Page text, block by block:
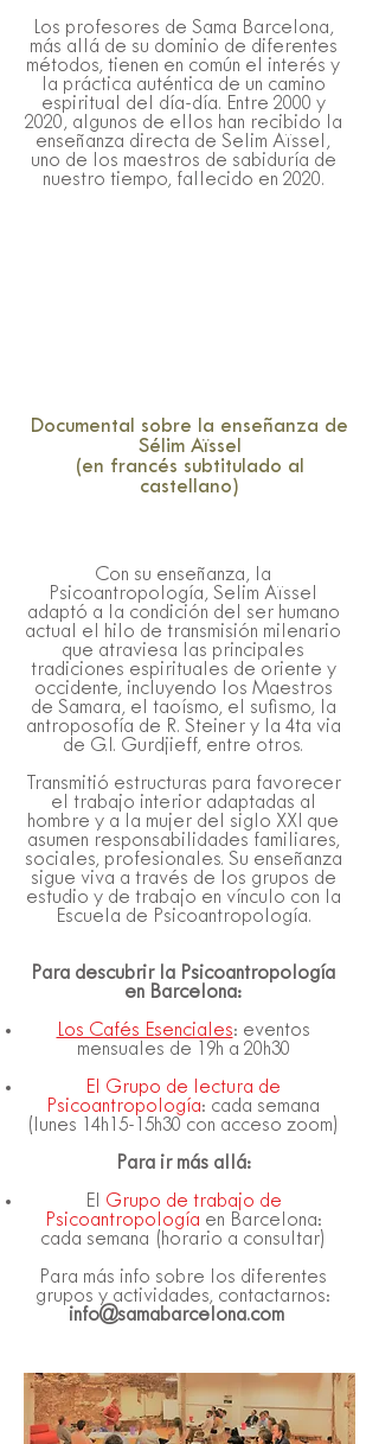
Los profesores de Sama Barcelona,
más allá de su dominio de diferentes
métodos, tienen en común el interés y
la práctica auténtica de un camino
espiritual del día-día. Entre 2000 y
2020, algunos de ellos han recibido la
enseñanza directa de Selim Aïssel,
uno de los maestros de sabiduría de
nuestro tiempo, fallecido en 2020.
Documental sobre la enseñanza de
Sélim Aïssel
(en francés subtitulado al
castellano)
Con su enseñanza, la
Psicoantropología, Selim Aïssel
adaptó a la condición del ser humano
actual el hilo de transmisión milenario
que atraviesa las principales
tradiciones espirituales de oriente y
occidente, incluyendo los Maestros
de Samara, el taoísmo, el sufismo, la
antroposofía de R. Steiner y la 4ta via
de G.I. Gurdjieff, entre otros.
Transmitió estructuras para favorecer
el trabajo interior adaptadas al
hombre y a la mujer del siglo XXI que
asumen responsabilidades familiares,
sociales, profesionales. Su enseñanza
sigue viva a través de los grupos de
estudio y de trabajo en vínculo con la
Escuela de Psicoantropología.
Para descubrir la Psicoantropología
en Barcelona:
Los Cafés Esenciales: eventos
mensuales de 19h a 20h30
El Grupo de lectura de
Psicoantropología: cada semana
(lunes 14h15-15h30 con acceso zoom)
Para ir más allá:
El Grupo de trabajo de
Psicoantropología en Barcelona:
cada semana (horario a consultar)
Para más info sobre los diferentes
grupos y actividades, contactarnos:
info@samabarcelona.com